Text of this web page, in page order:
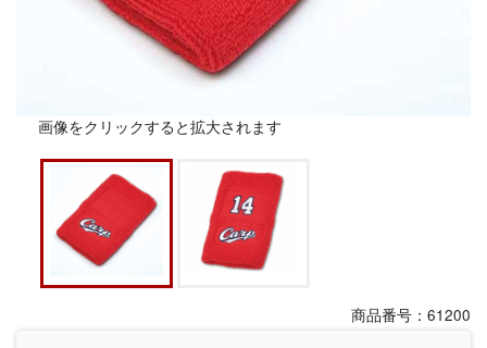
画像をクリックすると拡大されます
商品番号：61200